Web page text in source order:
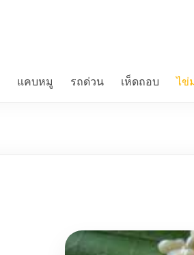
แคบหมู รถด่วน เห็ดถอบ ไข่